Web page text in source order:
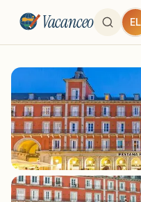
Vacanceo EL